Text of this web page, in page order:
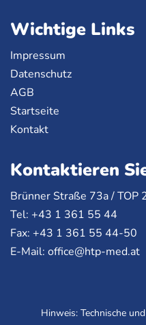
Wichtige Links
Impressum
Datenschutz
AGB
Startseite
Kontakt
Kontaktieren
Brünner Straße 73a /TOP
Tel: +43 1 361 55 44
Fax: +43 1 361 55 44-50
E-Mail: office@htp-med.at
Hinweis: Technische